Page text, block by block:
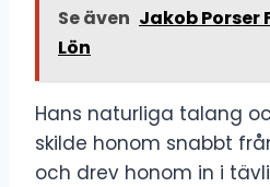
Se även Jakob Porser
Lön
Hans naturliga talang
skilde honom snabbt
och drev honom in i